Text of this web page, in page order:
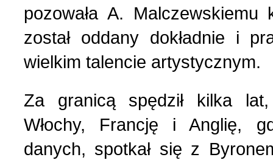
pozowała А. Мalczewskiemu
został oddany dokładnie i
wielkim talencie artystycznym.
Za granicą spędził kilka lat,
Włochy, Francję i Anglię,
danych, spotkał się z